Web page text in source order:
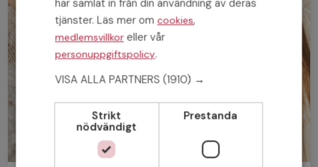
har samlat in från din användning av deras
tjänster. Läs mer om cookies,
medlemsvillkoreller vår
personuppgiftspolicy.
VISA ALLA PARTNERS (1910) →
Strikt
nödvändigt
Prestanda